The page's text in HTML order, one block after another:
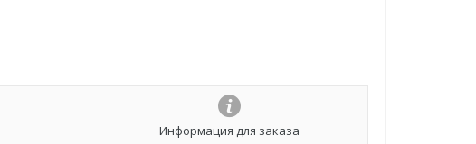
Информация для заказа